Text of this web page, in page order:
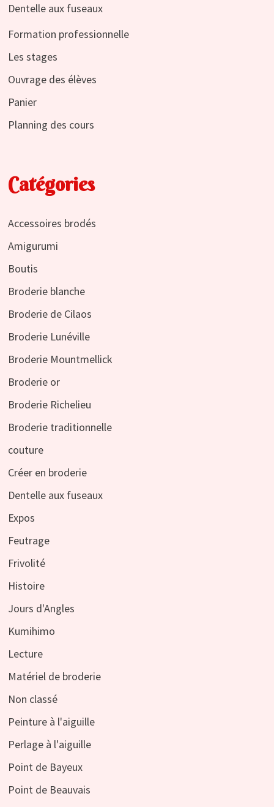
Dentelle aux fuseaux
Formation professionnelle
Les stages
Ouvrage des élèves
Panier
Planning des cours
Catégories
Accessoires brodés
Amigurumi
Boutis
Broderie blanche
Broderie de Cilaos
Broderie Lunéville
Broderie Mountmellick
Broderie or
Broderie Richelieu
Broderie traditionnelle
couture
Créer en broderie
Dentelle aux fuseaux
Expos
Feutrage
Frivolité
Histoire
Jours d'Angles
Kumihimo
Lecture
Matériel de broderie
Non classé
Peinture à l'aiguille
Perlage à l'aiguille
Point de Bayeux
Point de Beauvais